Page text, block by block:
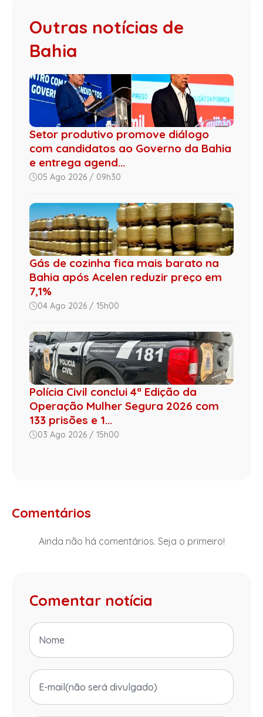
Outras notícias de
Bahia
Setor produtivo promove diálogo
com candidatos ao Governo da Bahia
e entrega agend...
05 Ago 2026 / 09h30
Gás de cozinha fica mais barato na
Bahia após Acelen reduzir preço em
7,1%
04 Ago 2026 / 15h00
Polícia Civil conclui 4ª Edição da
Operação Mulher Segura 2026 com
133 prisões e 1...
03 Ago 2026 / 15h00
Comentários
Ainda não há comentários. Seja o primeiro!
Comentar notícia